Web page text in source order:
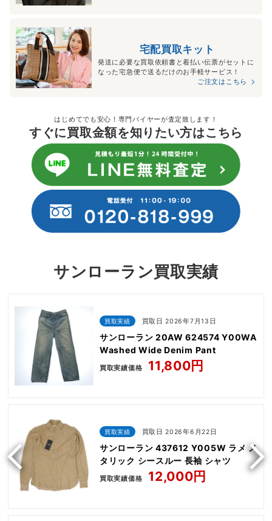
宅配買取キット
発送に必要な買取依頼書と着払い伝票がセットに
なった宅急便で送るだけのお手軽サービス！
ご注文はこちら
はじめてでも安心！専門バイヤーが査定致します！
すぐに買取金額を知りたい方はこちら
サンローラン買取実績
買取実績 買取日 2026年7月13日
サンローラン 20AW 624574 Y00WA
Washed Wide Denim Pant
買取実績価格 11,800円
買取実績 買取日 2026年6月22日
サンローラン 437612 Y005W ラメ メ
タリック シースルー 長袖 シャツ
買取実績価格 12,000円